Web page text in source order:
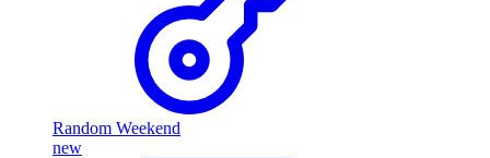
Random Weekend
new